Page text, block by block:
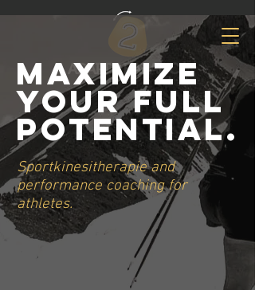
Maximize
Your Full
Potential.
Sportkinesitherapie and
performance coachingfor
athletes.